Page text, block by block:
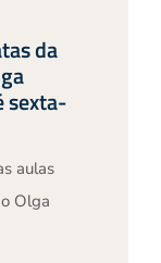
da
sexta-
aulas
Olga